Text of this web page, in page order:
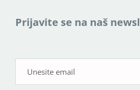
Prijavite se na naš